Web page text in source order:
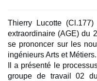
Thierry Lucotte
extraordinaire (AGE) du
se prononcer sur les
ingénieurs Arts et Métiers.
Il a présenté le
groupe de travail 02